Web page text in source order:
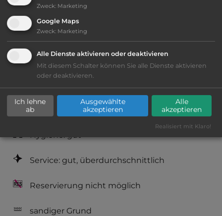
bis 70,- Euro
Klassifizierung: gut
Lage: ansprechend
Geräuschkulisse: überwiegend ruhig
Service: gut, überdurchschnittlich
Reservierung nicht möglich
sandiger Grund
Zweck: Marketing
Google Maps
Zweck: Marketing
Alle Dienste aktivieren oder deaktivieren
Mit diesem Schalter können Sie alle Dienste aktivieren
oder deaktivieren.
Ich lehne
ab
Ausgewählte
akzeptieren
Alle
akzeptieren
Realisiert mit Klaro!